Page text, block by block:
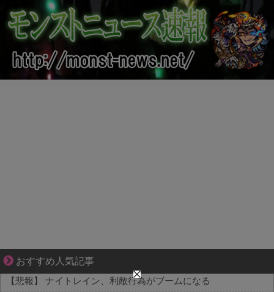
おすすめ人気記事
妻との生活が、夫をうつへ追い込んだ現実
【悲報】 ナイトレイン、利敵行為がブームになる